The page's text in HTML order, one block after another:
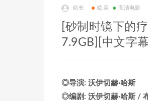
站长 欧美 高清电影
[砂制时镜下的
7.9GB][中文字幕]
◎导演: 沃伊切赫·哈斯
◎编剧: 沃伊切赫·哈斯 /